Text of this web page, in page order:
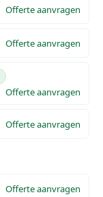
Offerte aanvragen
Offerte aanvragen
Offerte aanvragen
Offerte aanvragen
Offerte aanvragen